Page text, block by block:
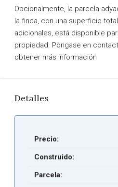
Opcionalmente, la parcela
la finca, con una superficie
adicionales, está disponible
propiedad. Póngase en
obtener más información
Detalles
Precio:
Construido:
Parcela: